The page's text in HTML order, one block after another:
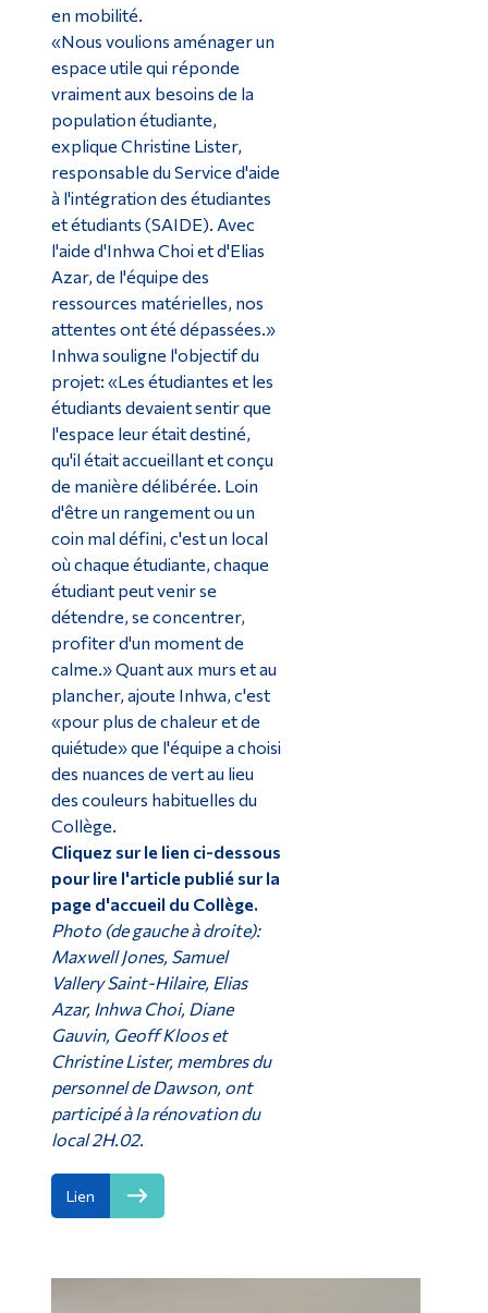
en mobilité.
«Nous voulions aménager un
espace utile qui réponde
vraiment aux besoins de la
population étudiante,
explique Christine Lister,
responsable du Service d'aide
à l'intégration des étudiantes
et étudiants (SAIDE). Avec
l'aide d'Inhwa Choi et d'Elias
Azar, de l'équipe des
ressources matérielles, nos
attentes ont été dépassées.»
Inhwa souligne l'objectif du
projet: «Les étudiantes et les
étudiants devaient sentir que
l'espace leur était destiné,
qu'il était accueillant et conçu
de manière délibérée. Loin
d'être un rangement ou un
coin mal défini, c'est un local
où chaque étudiante, chaque
étudiant peut venir se
détendre, se concentrer,
profiter d'un moment de
calme.» Quant aux murs et au
plancher, ajoute Inhwa, c'est
«pour plus de chaleur et de
quiétude» que l'équipe a choisi
des nuances de vert au lieu
des couleurs habituelles du
Collège.
Cliquez sur le lien ci-dessous
pour lire l'article publié sur la
page d'accueil du Collège.
Photo (de gauche à droite):
Maxwell Jones, Samuel
Vallery Saint-Hilaire, Elias
Azar, Inhwa Choi, Diane
Gauvin, Geoff Kloos et
Christine Lister, membres du
personnel de Dawson, ont
participé à la rénovation du
local 2H.02.
Lien